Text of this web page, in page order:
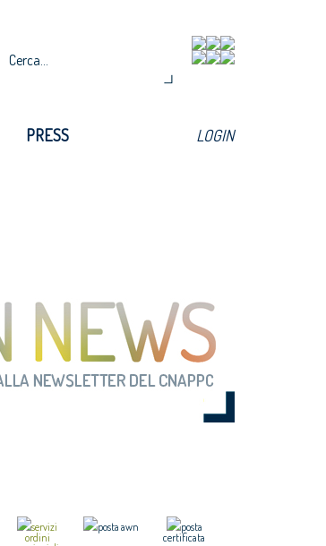
PRESS LOGIN
servizi
ordini
posta awn
posta
certificata